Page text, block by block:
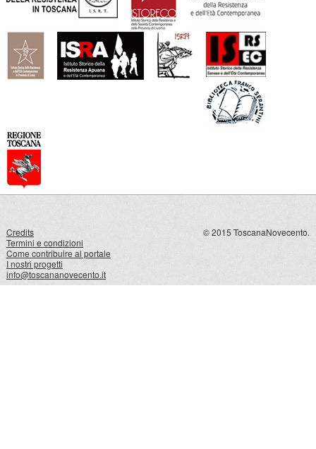
Credits
Termini e condizioni
Come contribuire al portale
I nostri progetti
info@toscananovecento.it
© 2015 ToscanaNovecento.